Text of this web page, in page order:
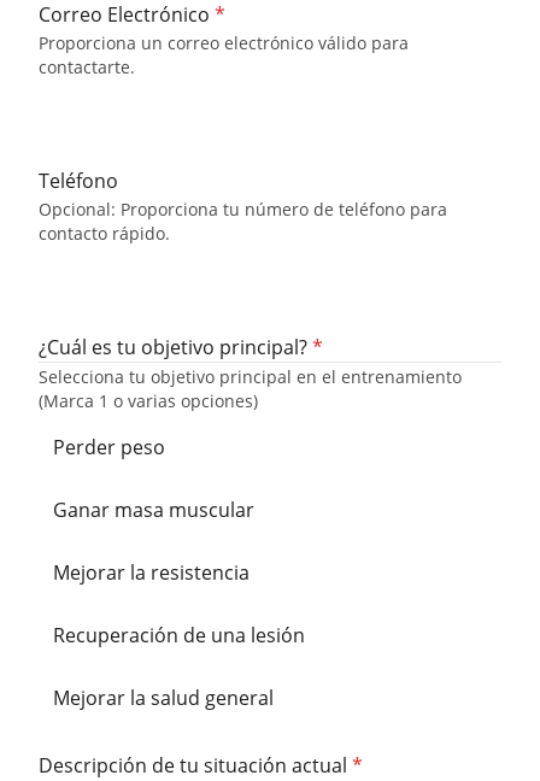
Correo Electrónico*
Proporciona un correo electrónico válido para
contactarte.
Teléfono
Opcional: Proporciona tu número de teléfono para
contacto rápido.
¿Cuál es tu objetivo principal?*
Selecciona tu objetivo principal en el entrenamiento
(Marca 1 o varias opciones)
Perder peso
Ganar masa muscular
Mejorar la resistencia
Recuperación de una lesión
Mejorar la salud general
Descripción de tu situación actual*